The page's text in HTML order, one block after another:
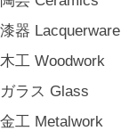
漆器 Lacquerware
木工 Woodwork
ガラス Glass
金工 Metalwork